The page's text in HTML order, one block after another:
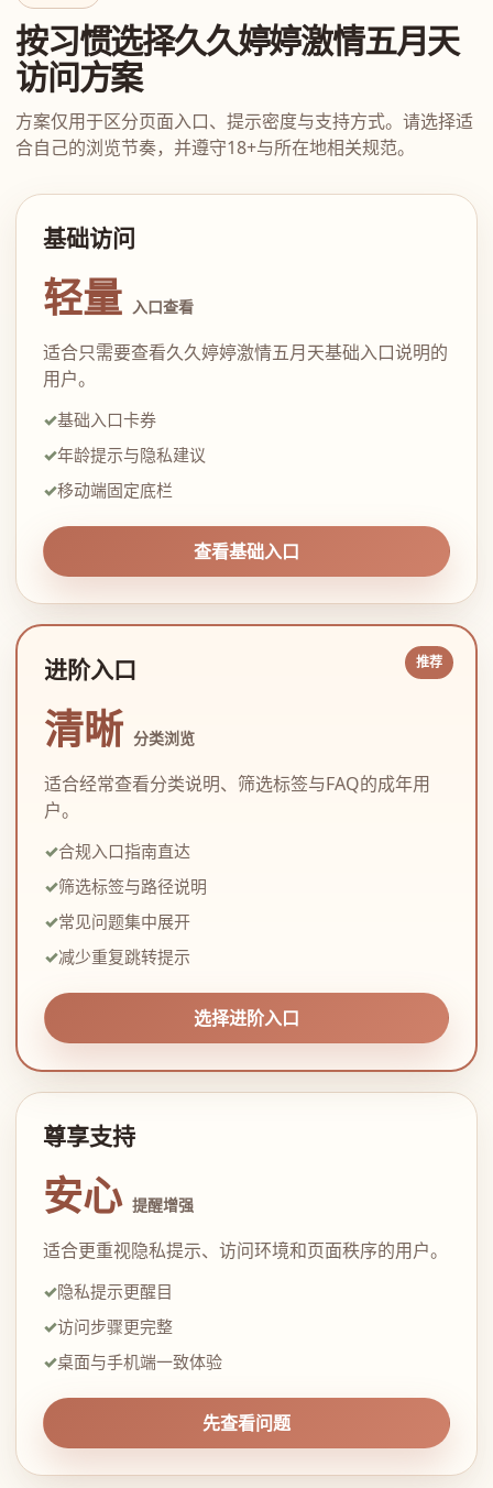
按习惯选择久久婷婷激情五月天
访问方案
方案仅用于区分页面入口、提示密度与支持方式。请选择适
合自己的浏览节奏，并遵守18+与所在地相关规范。
基础访问
轻量 入口查看
适合只需要查看久久婷婷激情五月天基础入口说明的
用户。
基础入口卡券
年龄提示与隐私建议
移动端固定底栏
查看基础入口
进阶入口
清晰 分类浏览
适合经常查看分类说明、筛选标签与FAQ的成年用
户。
合规入口指南直达
筛选标签与路径说明
常见问题集中展开
减少重复跳转提示
选择进阶入口
尊享支持
安心 提醒增强
适合更重视隐私提示、访问环境和页面秩序的用户。
隐私提示更醒目
访问步骤更完整
桌面与手机端一致体验
先查看问题